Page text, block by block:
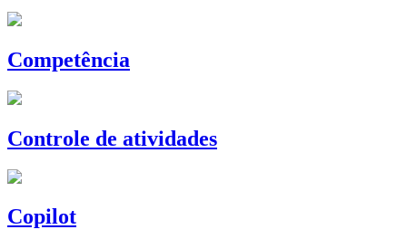
Competência
Controle de atividades
Copilot